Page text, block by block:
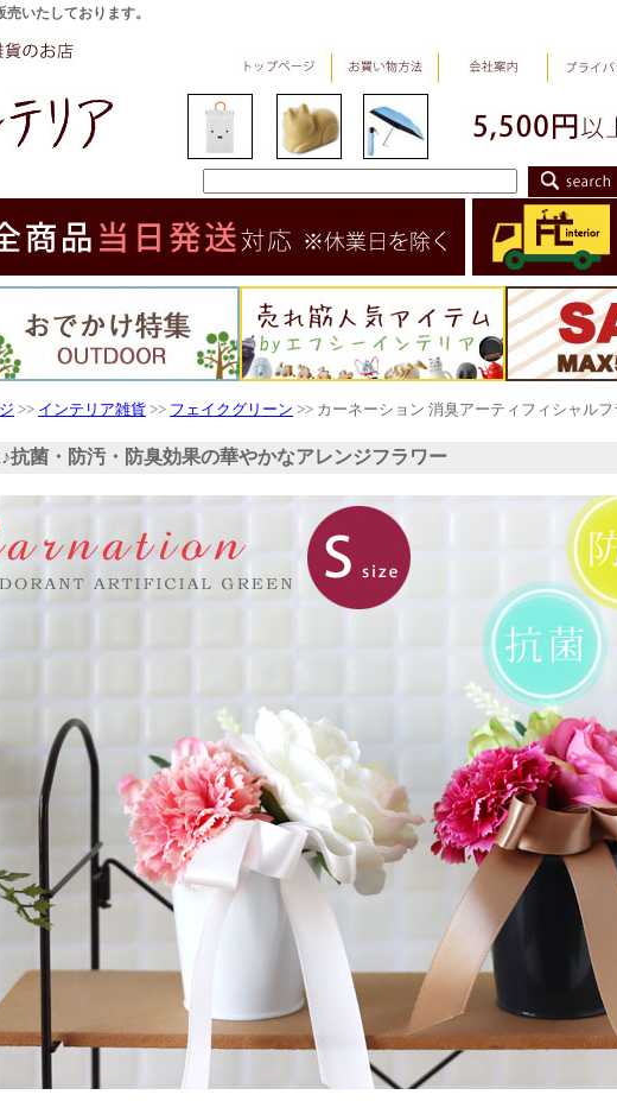
いたしております。
>> インテリア雑貨 >> フェイクグリーン >> カーネーション 消臭アーティフィシャルフ
抗菌・防汚・防臭効果の華やかなアレンジフラワー